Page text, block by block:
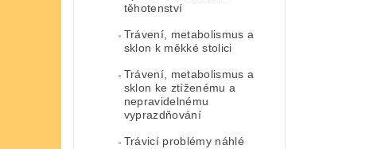
těhotenství
Trávení, metabolismus a
sklon k měkké stolici
Trávení, metabolismus a
sklon ke ztíženému a
nepravidelnému
vyprazdňování
Trávicí problémy náhlé